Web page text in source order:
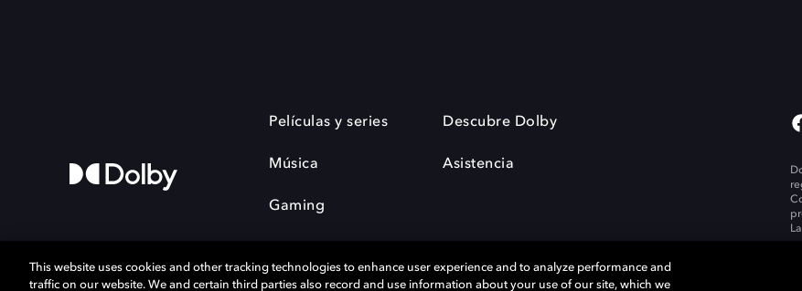
Películas y series
Música
Gaming
Descubre Dolby
Asistencia
This website uses cookies and other tracking technologies to enhance user experience and to analyze performance and
traffic on our website. We and certain third parties also record and use information about your use of our site, which we